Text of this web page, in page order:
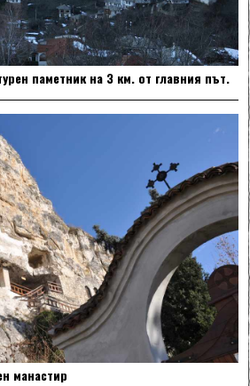
паметник на 3 км. от главния път.
манастир